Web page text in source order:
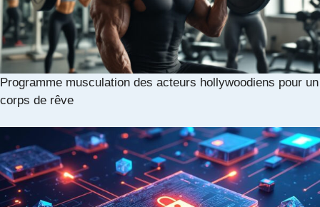
Programme musculation des acteurs hollywoodiens pour un
corps de rêve